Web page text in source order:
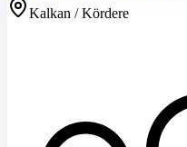
Kalkan / Kördere